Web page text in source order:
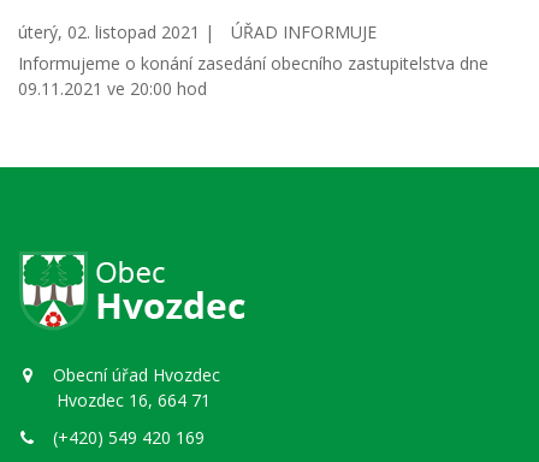
úterý, 02. listopad 2021 |
ÚŘAD INFORMUJE
Informujeme o konání zasedání obecního zastupitelstva dne
09.11.2021 ve 20:00 hod
Obecní úřad Hvozdec
Hvozdec 16, 664 71
(+420) 549 420 169